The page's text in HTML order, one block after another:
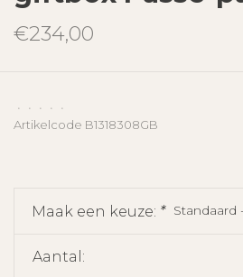
€234,00
• • • •
•
Artikelcode B1318308GB
Maak een keuze: * Standaard
Aantal: